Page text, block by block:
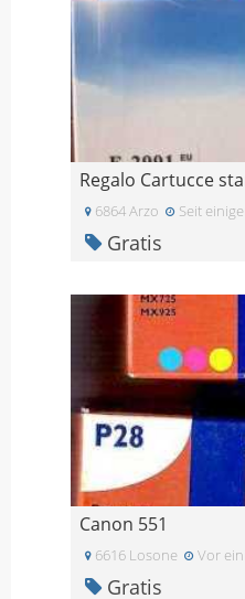
Regalo Cartucce
6864 Arzo Seit
Gratis
Canon 551
6616 Losone Vor
Gratis